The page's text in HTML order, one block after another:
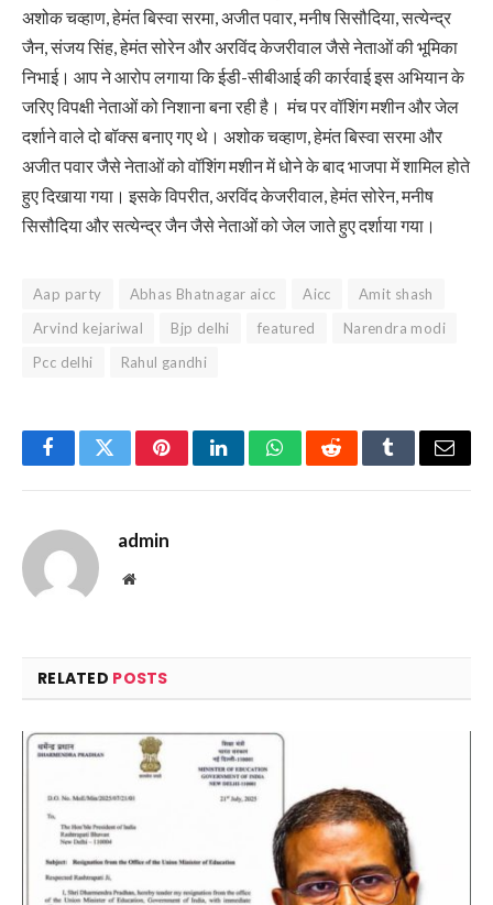
अशोक चव्हाण, हेमंत बिस्वा सरमा, अजीत पवार, मनीष सिसौदिया, सत्येन्द्र
जैन, संजय सिंह, हेमंत सोरेन और अरविंद केजरीवाल जैसे नेताओं की भूमिका
निभाई। आप ने आरोप लगाया कि ईडी-सीबीआई की कार्रवाई इस अभियान के
जरिए विपक्षी नेताओं को निशाना बना रही है। मंच पर वॉशिंग मशीन और जेल
दर्शाने वाले दो बॉक्स बनाए गए थे। अशोक चव्हाण, हेमंत बिस्वा सरमा और
अजीत पवार जैसे नेताओं को वॉशिंग मशीन में धोने के बाद भाजपा में शामिल होते
हुए दिखाया गया। इसके विपरीत, अरविंद केजरीवाल, हेमंत सोरेन, मनीष
सिसौदिया और सत्येन्द्र जैन जैसे नेताओं को जेल जाते हुए दर्शाया गया।
Aap party Abhas Bhatnagar aicc Aicc
Amit shash
Arvind kejariwal
Bjp delhi featured
Narendra modi
Pcc delhi
Rahul gandhi
FacebookTwitterPinterestLinkedInWhatsAppRedditTumblrEmail
admin
Website
RELATED POSTS